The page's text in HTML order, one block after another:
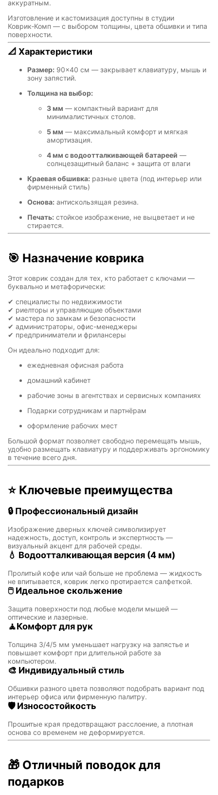
аккуратным.
Изготовление и кастомизация доступны в студии
Коврик‑Комп — с выбором толщины, цвета обшивки и типа
поверхности.
📐 Характеристики
Размер: 90×40 см — закрывает клавиатуру, мышь и
зону запястий.
Толщина на выбор:
3 мм — компактный вариант для
минималистичных столов.
5 мм — максимальный комфорт и мягкая
амортизация.
4 мм с водоотталкивающей батареей —
солнцезащитный баланс + защита от влаги
Краевая обшивка: разные цвета (под интерьер или
фирменный стиль)
Основа: антискользящая резина.
Печать: стойкое изображение, не выцветает и не
стирается.
🎯 Назначение коврика
Этот коврик создан для тех, кто работает с ключами —
буквально и метафорически:
✔ специалисты по недвижимости
✔ риелторы и управляющие объектами
✔ мастера по замкам и безопасности
✔ администраторы, офис-менеджеры
✔ предприниматели и фрилансеры
Он идеально подходит для:
ежедневная офисная работа
домашний кабинет
рабочие зоны в агентствах и сервисных компаниях
Подарки сотрудникам и партнёрам
оформление рабочих мест
Большой формат позволяет свободно перемещать мышь,
удобно размещать клавиатуру и поддерживать эргономику
в течение всего дня.
⭐ Ключевые преимущества
🔒 Профессиональный дизайн
Изображение дверных ключей символизирует
надежность, доступ, контроль и экспертность —
визуальный акцент для рабочей среды.
💧 Водоотталкивающая версия (4 мм)
Пролитый кофе или чай больше не проблема — жидкость
не впитывается, коврик легко протирается салфеткой.
🖱 Идеальное скольжение
Защита поверхности под любые модели мышей —
оптические и лазерные.
🧘Комфорт для рук
Толщина 3/4/5 мм уменьшает нагрузку на запястье и
повышает комфорт при длительной работе за
компьютером.
🎨 Индивидуальный стиль
Обшивки разного цвета позволяют подобрать вариант под
интерьер офиса или фирменную палитру.
🛡 Износостойкость
Прошитые края предотвращают расслоение, а плотная
основа со временем не деформируется.
🎁 Отличный поводок для
подарков
Символы
года
Hot Wheels
Горячие
клавиши
Профессии
Мария
Карташева
стиль
INariArt Разное
По мотивам
игр